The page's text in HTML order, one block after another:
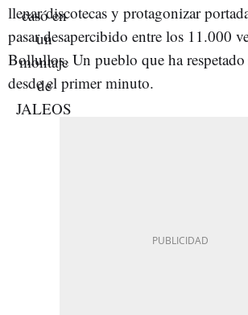
llenar discotecas y protagonizar
pasar desapercibido entre los 11.000
Bollullos. Un pueblo que ha
desde el primer minuto.